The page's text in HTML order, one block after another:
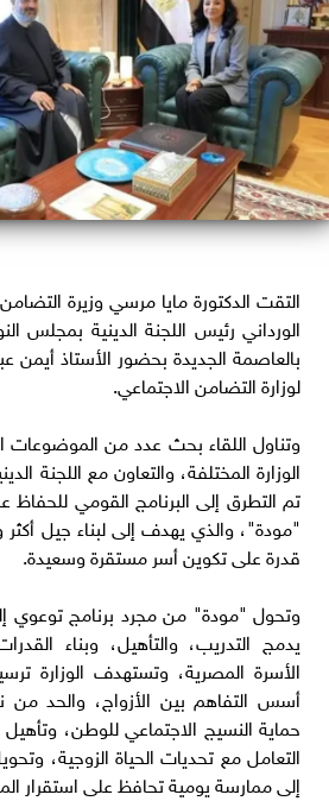
التقت الدكتورة مايا مرسي وزيرة
الورداني رئيس اللجنة الدينية بمجلس
بالعاصمة الجديدة بحضور الأستاذ أيمن
لوزارة التضامن الاجتماعي.
وتناول اللقاء بحث عدد من الموضوعات
الوزارة المختلفة، والتعاون مع اللجنة
تم التطرق إلى البرنامج القومي للحفاظ
"مودة"، والذي يهدف إلى لبناء جيل أكثر
قدرة على تكوين أسر مستقرة وسعيدة.
وتحول "مودة" من مجرد برنامج
يدمج التدريب، والتأهيل، وبناء
الأسرة المصرية، وتستهدف الوزارة
أسس التفاهم بين الأزواج، والحد
حماية النسيج الاجتماعي للوطن، وتأهيل
التعامل مع تحديات الحياة الزوجية،
إلى ممارسة يومية تحافظ على استقرار